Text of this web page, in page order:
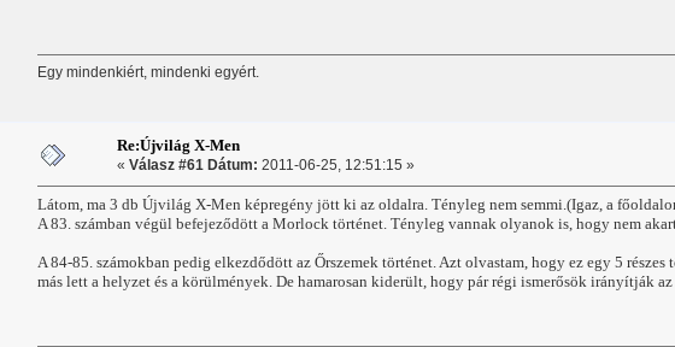
Egy mindenkiért, mindenki egyért.
Re:Újvilág X-Men
« Válasz #61 Dátum: 2011-06-25, 12:51:15 »
Látom, ma 3 db Újvilág X-Men képregény jött ki az oldalra. Tényleg nem semmi.(Igaz, a
A 83. számban végül befejeződött a Morlock történet. Tényleg vannak olyanok is, hogy nem
A 84-85. számokban pedig elkezdődött az Őrszemek történet. Azt olvastam, hogy ez egy 5
más lett a helyzet és a körülmények. De hamarosan kiderült, hogy pár régi ismerősök irányítják az